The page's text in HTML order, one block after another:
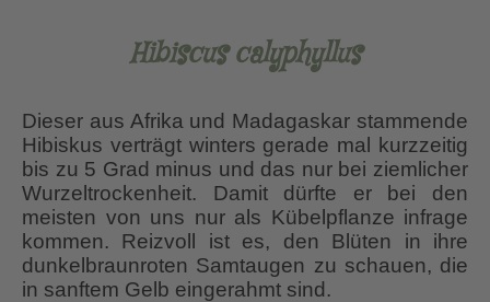
Hibiscus calyphyllus
Dieser aus Afrika und Madagaskar stammende
Hibiskus verträgt winters gerade mal kurzzeitig
bis zu 5 Grad minus und das nur bei ziemlicher
Wurzeltrockenheit. Damit dürfte er bei den
meisten von uns nur als Kübelpflanze infrage
kommen. Reizvoll ist es, den Blüten in ihre
dunkelbraunroten Samtaugen zu schauen, die
in sanftem Gelb eingerahmt sind.